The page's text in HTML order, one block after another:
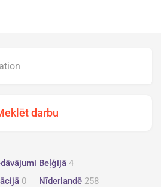
Beļģijā 4
0 Nīderlandē 258